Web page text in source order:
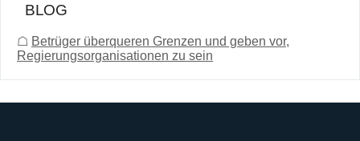
BLOG
☖ Betrüger überqueren Grenzen und geben vor,
Regierungsorganisationen zu sein